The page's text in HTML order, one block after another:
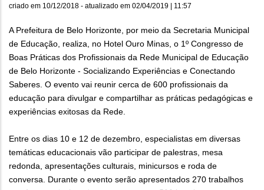
criado em 10/12/2018 - atualizado em 02/04/2019 | 11:57
A Prefeitura de Belo Horizonte, por meio da Secretaria Municipal
de Educação, realiza, no Hotel Ouro Minas, o 1º Congresso de
Boas Práticas dos Profissionais da Rede Municipal de Educação
de Belo Horizonte - Socializando Experiências e Conectando
Saberes. O evento vai reunir cerca de 600 profissionais da
educação para divulgar e compartilhar as práticas pedagógicas e
experiências exitosas da Rede.
Entre os dias 10 e 12 de dezembro, especialistas em diversas
temáticas educacionais vão participar de palestras, mesa
redonda, apresentações culturais, minicursos e roda de
conversa. Durante o evento serão apresentados 270 trabalhos